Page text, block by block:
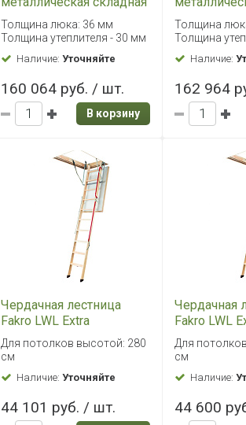
Fakro LML 70х130/305
Толщина люка: 36 мм
Толщина утеплителя - 30 мм
Наличие:Уточняйте
160 064 руб. / шт.
В корзину
Fakro LML
Толщина
Толщина
Наличие:
162 964
Чердачная лестница
Fakro LWL Extra
60х120/280
Для потолков высотой: 280
см
Наличие:Уточняйте
44 101 руб. / шт.
Чердачная
Fakro LWL
70х120/280
Для
см
Наличие:
44 600